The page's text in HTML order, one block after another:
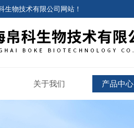
生物技术有限公司网站 ！
关于我们 产品中心